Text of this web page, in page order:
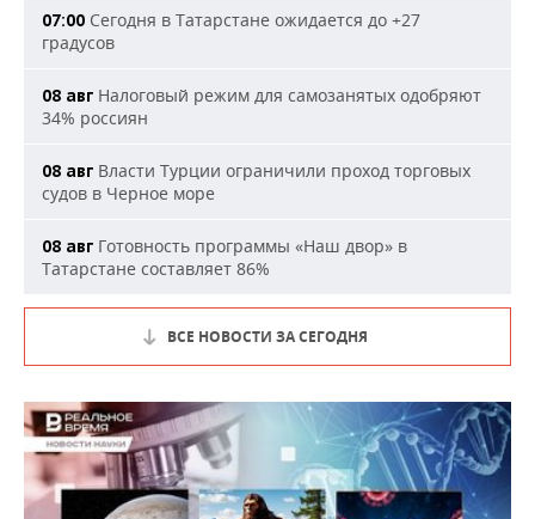
07:00 Сегодня в Татарстане ожидается до +27
градусов
08 авг Налоговый режим для самозанятых одобряют
34% россиян
08 авг Власти Турции ограничили проход торговых
судов в Черное море
08 авг Готовность программы «Наш двор» в
Татарстане составляет 86%
ВСЕ НОВОСТИ ЗА СЕГОДНЯ